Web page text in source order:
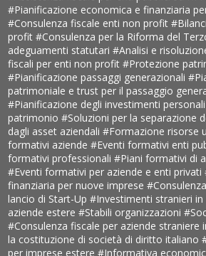
#Pianificazione economica e finanziaria
#Consulenza fiscale enti non profit
profit#Consulenza per la Riforma del
adeguamenti statutari#Analisi e
fiscali per enti non profit#Protezione
#Pianificazione passaggi generazionali
patrimoniale e trust per il passaggio
#Pianificazione degli investimenti
patrimonio#Soluzioni per la separazione
dagli asset aziendali#Formazione risorse
formativi aziende#Eventi formativi enti
formativi professionali#Piani formativi di
#Eventi formativi per aziende e enti privati
finanziaria per nuove imprese
lancio di Start-Up#Investimenti stranieri
aziende estere#Stabili organizzazioni
#Consulenza fiscale per aziende straniere
la costituzione di società di diritto italiano
per imprese estere#Informativa